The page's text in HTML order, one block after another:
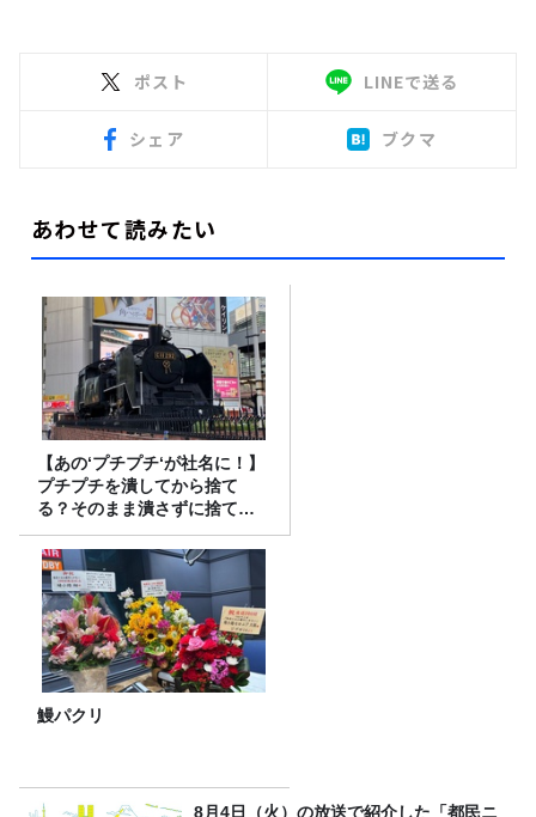
ポスト LINEで送る
シェア ブクマ
あわせて読みたい
【あの‘プチプチ‘が社名に！】
プチプチを潰してから捨て
る？そのまま潰さずに捨て
る？
鰻パクリ
8月4日（火）の放送で紹介した「都民ニ